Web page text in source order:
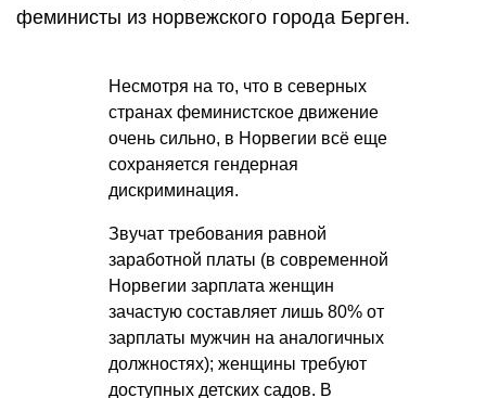
феминисты из норвежского города Берген.
Несмотря на то, что в северных
странах феминистское движение
очень сильно, в Норвегии всё еще
сохраняется гендерная
дискриминация.
Звучат требования равной
заработной платы (в современной
Норвегии зарплата женщин
зачастую составляет лишь 80% от
зарплаты мужчин на аналогичных
должностях); женщины требуют
доступных детских садов. В